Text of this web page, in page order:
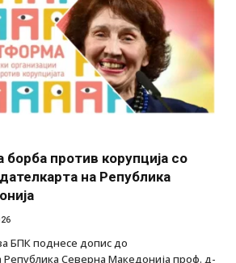
против корупција со
на Република
БПК поднесе допис до
Република Северна Македонија проф. д-